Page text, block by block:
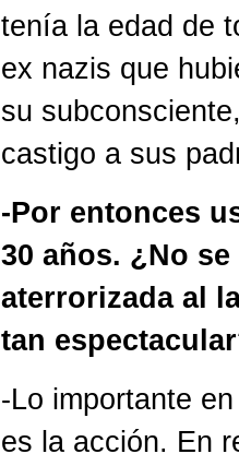
tenía la edad de
ex nazis que
su
castigo a sus
-Por entonces
30 años. ¿No
aterrorizada al
tan
-Lo importante
es la acción. En